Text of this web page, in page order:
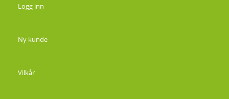
Logg inn
Ny kunde
Vilkår